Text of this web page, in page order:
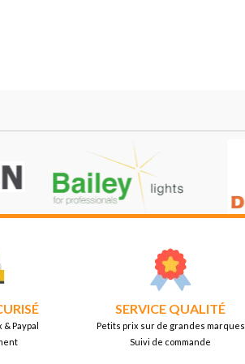
& Paypal
SERVICE QUALITÉ
Petits prix sur de grandes marques
Suivi de commande